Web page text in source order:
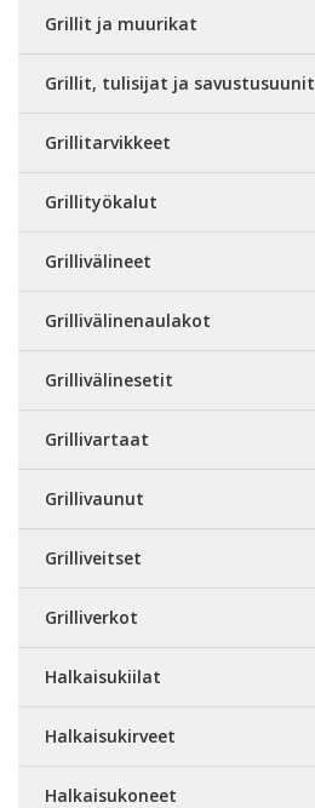
Grillit ja muurikat
Grillit, tulisijat ja savustusuunit
Grillitarvikkeet
Grillityökalut
Grillivälineet
Grillivälinenaulakot
Grillivälinesetit
Grillivartaat
Grillivaunut
Grilliveitset
Grilliverkot
Halkaisukiilat
Halkaisukirveet
Halkaisukoneet